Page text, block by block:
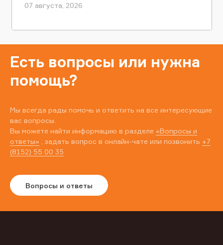
07 августа, 2026
Есть вопросы или нужна
помощь?
Мы всегда рады помочь и ответить на все интересующие
вас вопросы.
Вы можете найти информацию в разделе «Вопросы и
ответы» , задать вопрос в онлайн-чате или позвонить +7
(8152) 55 00 35
Вопросы и ответы